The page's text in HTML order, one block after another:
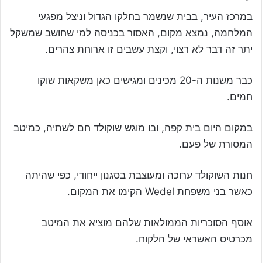
במרכז העיר, בבית שנשמר בחלקו הגדול וניצל מפגעי
המלחמה, נמצא מקום, האסור בכניסה למי שחושב שמשקל
יתר זה דבר לא רצוי, וקצת עשבים זו ארוחת צהרים.
כבר משנות ה-20 מכינים ומגישים כאן משקאות שוקו
חמים.
במקום היום בית קפה, ובו מוגש שוקולד חם לשתיה, כמיטב
המסורת של פעם.
חנות השוקולד ערוכה ומעוצבת בסגנון ייחודי, כפי שהיתה
כאשר בני משפחת Wedel הקימו את המקום.
אוסף הסוכריות הממולאות שלהם מוציא את המיטב
מכרטיס האשראי של הלקוח.